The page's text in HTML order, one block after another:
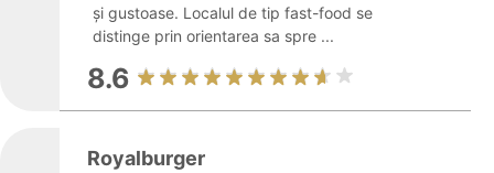
și gustoase. Localul de tip fast-food se
distinge prin orientarea sa spre ...
8.6
Royalburger